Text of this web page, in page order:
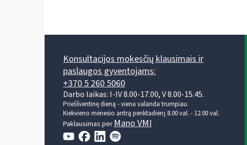
Konsultacijos mokesčių klausimais ir
paslaugos gyventojams:
+370 5 260 5060
Darbo laikas: I-IV 8.00-17.00, V 8.00-15.45.
Prieššventinę dieną - viena valanda trumpiau.
Kiekvieno mėnesio antrą penktadienį 8.00 val. - 12.00 val.
Paklausimas perMano VMI